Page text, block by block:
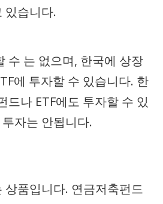
있습니다.
수 는 없으며, 한국에 상장
에 투자할 수 있습니다. 한
드나 ETF에도 투자할 수 있
자는 안됩니다.
상품입니다. 연금저축펀드